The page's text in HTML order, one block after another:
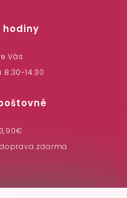
Vás
14:30
zdarma